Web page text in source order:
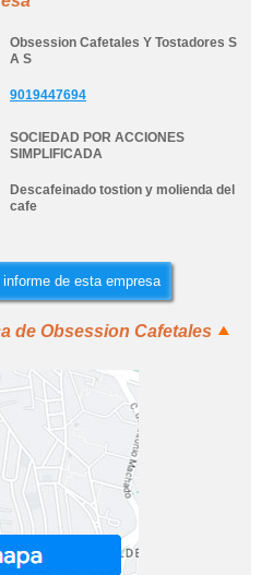
Obsession Cafetales Y Tostadores S
A S
9019447694
SOCIEDAD POR ACCIONES
SIMPLIFICADA
Descafeinado tostion y molienda del
cafe
de esta empresa
de Obsession Cafetales